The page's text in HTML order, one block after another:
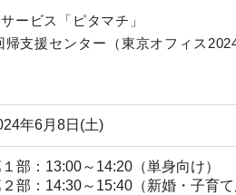
ービス「ピタマチ」
支援センター（東京オフィス
年6月8日(土)
部：13:00～14:20（単身向け）
部：14:30～15:40（新婚・子育て